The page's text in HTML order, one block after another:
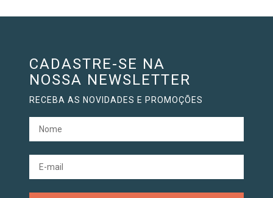
CADASTRE-SE NA
NOSSA NEWSLETTER
RECEBA AS NOVIDADES E PROMOÇÕES